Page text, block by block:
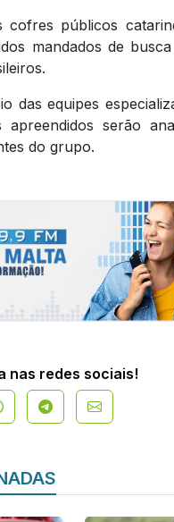
cofres públicos
mandados de
das equipes
apreendidos serão
do grupo.
nas redes sociais!